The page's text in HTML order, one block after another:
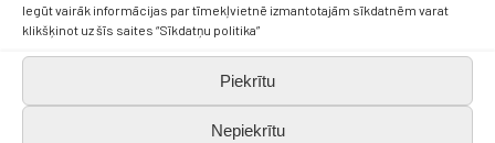
Iegūt vairāk informācijas par tīmekļvietnē izmantotajām sīkdatnēm varat
klikšķinot uz šīs saites “Sīkdatņu politika”
Piekrītu
Nepiekrītu